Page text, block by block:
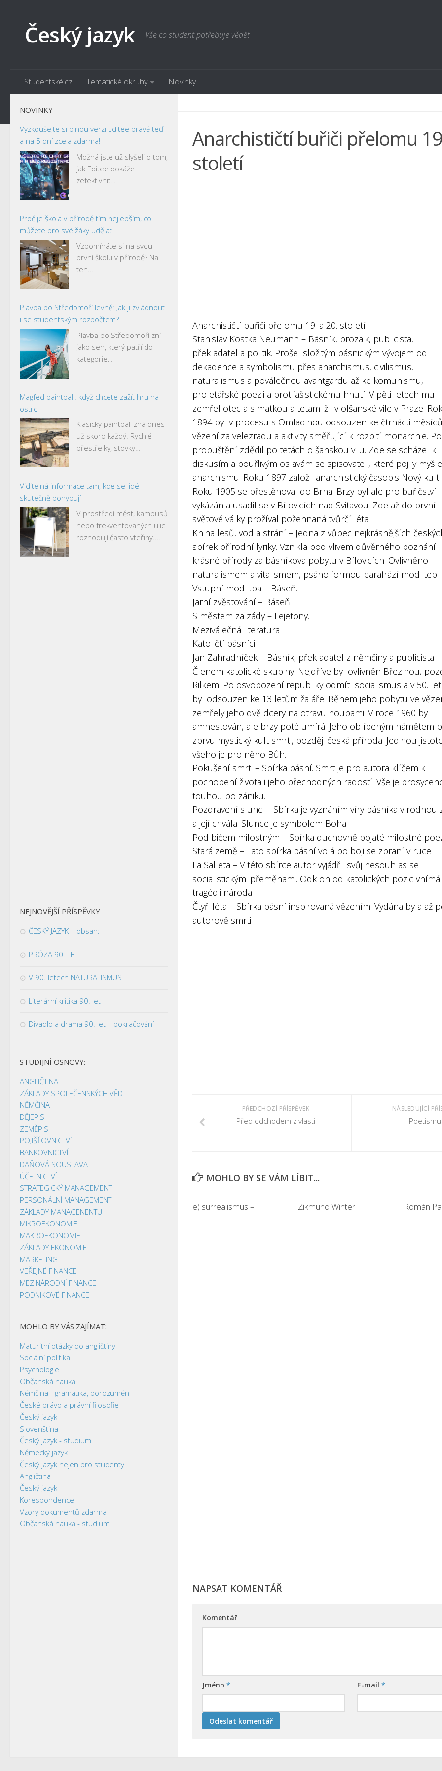
Český jazyk Vše co student potřebuje vědět
Studentské.cz Tematické okruhy Novinky
Anarchističtí buřiči přelomu
století
Anarchističtí buřiči přelomu 19. a 20. století
Stanislav Kostka Neumann – Básník, prozaik, publicista,
překladatel a politik. Prošel složitým básnickým vývojem od
dekadence a symbolismu přes anarchismus, civilismus,
naturalismus a poválečnou avantgardu až ke komunismu,
proletářské poezii a protifašistickému hnutí. V pěti letech mu
zemřel otec a s matkou a tetami žil v olšanské vile v Praze.
1894 byl v procesu s Omladinou odsouzen ke čtrnácti
vězení za velezradu a aktivity směřující k rozbití monarchie. Po
propuštění zdědil po tetách olšanskou vilu. Zde se scházel k
diskusím a bouřlivým oslavám se spisovateli, které pojily
anarchismu. Roku 1897 založil anarchistický časopis Nový kult.
Roku 1905 se přestěhoval do Brna. Brzy byl ale pro buřičství
vykázán a usadil se v Bílovicích nad Svitavou. Zde až do první
světové války prožíval požehnaná tvůrčí léta.
Kniha lesů, vod a strání – Jedna z vůbec nejkrásnějších
sbírek přírodní lyriky. Vznikla pod vlivem důvěrného poznání
krásné přírody za básníkova pobytu v Bílovicích. Ovlivněno
naturalismem a vitalismem, psáno formou parafrází modliteb.
Vstupní modlitba – Báseň.
Jarní zvěstování – Báseň.
S městem za zády – Fejetony.
Meziválečná literatura
Katoličtí básníci
Jan Zahradníček – Básník, překladatel z němčiny a publicista.
Členem katolické skupiny. Nejdříve byl ovlivněn Březinou,
Rilkem. Po osvobození republiky odmítl socialismus a v 50.
byl odsouzen ke 13 letům žaláře. Během jeho pobytu ve
zemřely jeho dvě dcery na otravu houbami. V roce 1960 byl
amnestován, ale brzy poté umírá. Jeho oblíbeným námětem
zprvu mystický kult smrti, později česká příroda. Jedinou
všeho je pro něho Bůh.
Pokušení smrti – Sbírka básní. Smrt je pro autora klíčem k
pochopení života i jeho přechodných radostí. Vše je
touhou po zániku.
Pozdravení slunci – Sbírka je vyznáním víry básníka v rodnou
a její chvála. Slunce je symbolem Boha.
Pod bičem milostným – Sbírka duchovně pojaté milostné
Stará země – Tato sbírka básní volá po boji se zbraní v ruce.
La Salleta – V této sbírce autor vyjádřil svůj nesouhlas se
socialistickými přeměnami. Odklon od katolických pozic vnímá
tragédii národa.
Čtyři léta – Sbírka básní inspirovaná vězením. Vydána byla až
autorově smrti.
NÁSLEDUJÍCÍ
PŘEDCHOZÍ PŘÍSPĚVEK
Před odchodem z vlasti
MOHLO BY SE VÁM LÍBIT...
e) surrealismus – Zikmund Winter Román
NAPSAT KOMENTÁŘ
Komentář
Jméno * E-mail*
NOVINKY
Vyzkoušejte si plnou verzi Editee právě teď
a na 5 dní zcela zdarma!
Možná jste už slyšeli o tom,
jak Editee dokáže
zefektivnit…
Proč je škola v přírodě tím nejlepším, co
můžete pro své žáky udělat
Vzpomínáte si na svou
první školu v přírodě? Na
ten…
Plavba po Středomoří levně: Jak ji zvládnout
i se studentským rozpočtem?
Plavba po Středomoří zní
jako sen, který patří do
kategorie…
Magfed paintball: když chcete zažít hru na
ostro
Klasický paintball zná dnes
už skoro každý. Rychlé
přestřelky, stovky…
Viditelná informace tam, kde se lidé
skutečně pohybují
V prostředí měst, kampusů
nebo frekventovaných ulic
rozhodují často vteřiny.…
NEJNOVĚJŠÍ PŘÍSPĚVKY
ČESKÝ JAZYK – obsah:
PRÓZA 90. LET
V 90. letech NATURALISMUS
Literární kritika 90. let
Divadlo a drama 90. let – pokračování
STUDIJNÍ OSNOVY:
ANGLIČTINA
ZÁKLADY SPOLEČENSKÝCH VĚD
NĚMČINA
DĚJEPIS
ZEMĚPIS
POJIŠŤOVNICTVÍ
BANKOVNICTVÍ
DAŇOVÁ SOUSTAVA
ÚČETNICTVÍ
STRATEGICKÝ MANAGEMENT
PERSONÁLNÍ MANAGEMENT
ZÁKLADY MANAGENENTU
MIKROEKONOMIE
MAKROEKONOMIE
ZÁKLADY EKONOMIE
MARKETING
VEŘEJNÉ FINANCE
MEZINÁRODNÍ FINANCE
PODNIKOVÉ FINANCE
MOHLO BY VÁS ZAJÍMAT:
Maturitní otázky do angličtiny
Sociální politika
Psychologie
Občanská nauka
Němčina - gramatika, porozumění
České právo a právní filosofie
Český jazyk
Slovenština
Český jazyk - studium
Německý jazyk
Český jazyk nejen pro studenty
Angličtina
Český jazyk
Korespondence
Vzory dokumentů zdarma
Občanská nauka - studium